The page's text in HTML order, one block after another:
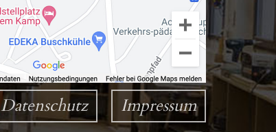
Impressum
Datenschutz